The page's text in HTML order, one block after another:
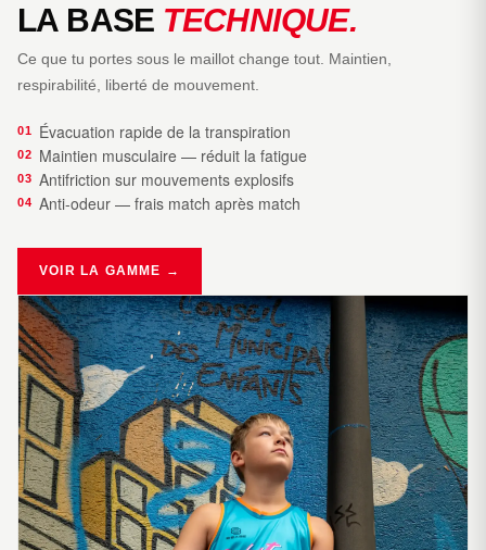
LA BASE TECHNIQUE.
Ce que tu portes sous le maillot change tout. Maintien,
respirabilité, liberté de mouvement.
01 Évacuation rapide de la transpiration
02 Maintien musculaire — réduit la fatigue
03 Antifriction sur mouvements explosifs
04 Anti-odeur — frais match après match
VOIR LA GAMME →